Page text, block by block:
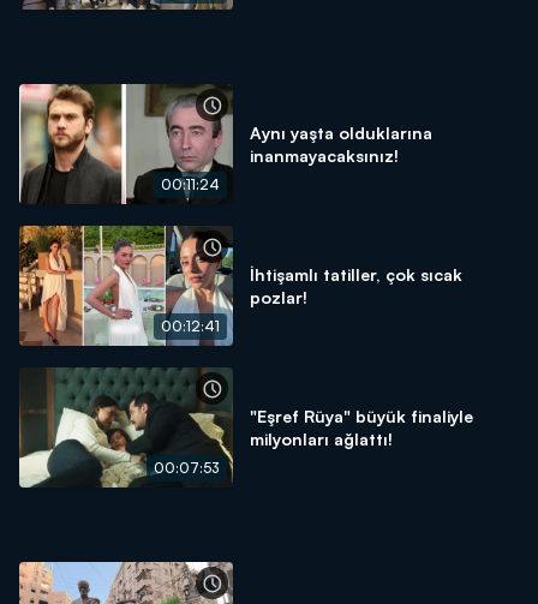
00:11:24
Aynı yaşta olduklarına
inanmayacaksınız!
00:12:41
İhtişamlı tatiller, çok sıcak
pozlar!
00:07:53
"Eşref Rüya" büyük finaliyle
milyonları ağlattı!